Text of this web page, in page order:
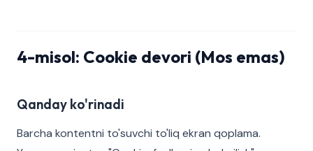
4-misol: Cookie devori (Mos emas)
Qanday ko'rinadi
Barcha kontentni to'suvchi to'liq ekran qoplama.